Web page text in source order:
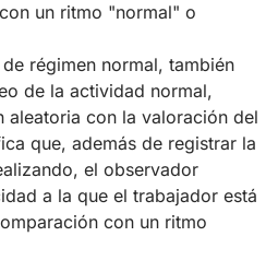
un ritmo "normal" o
régimen normal, también
de la actividad normal,
aleatoria con la valoración del
que, además de registrar la
el observador
a la que el trabajador está
con un ritmo